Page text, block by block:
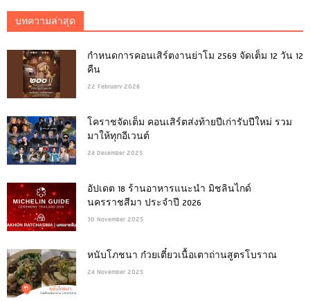
บทความล่าสุด
กำหนดการคอนเสิร์ตงานย่าโม 2569 จัดเต็ม 12 วัน 12
คืน
22 February 2026
โคราชจัดเต็ม คอนเสิร์ตส่งท้ายปีเก่ารับปีใหม่ รวม
มาให้ทุกอีเวนต์
24 December 2025
อัปเดต 18 ร้านอาหารแนะนำ มิชลินไกด์
นครราชสีมา ประจำปี 2026
30 November 2025
หนับโภชนา ก๋วยเตี๋ยวเนื้อเตาถ่านสูตรโบราณ
24 November 2025